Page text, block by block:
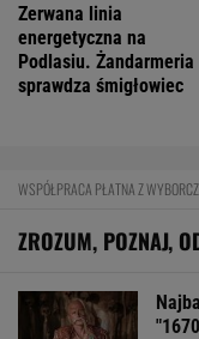
Zerwana linia
energetyczna na
Podlasiu. Żandarmeria
sprawdza śmigłowiec
WSPÓŁPRACA PŁATNA Z
ZROZUM, POZNAJ,